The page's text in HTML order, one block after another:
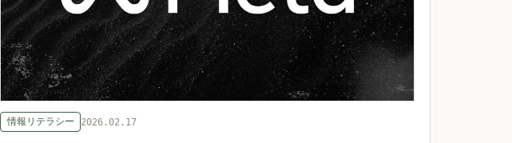
情報リテラシー 2026.02.17